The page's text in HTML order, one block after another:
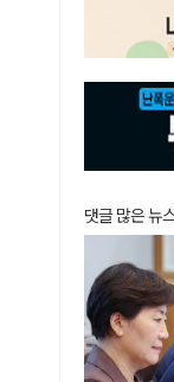
댓글 많은 뉴